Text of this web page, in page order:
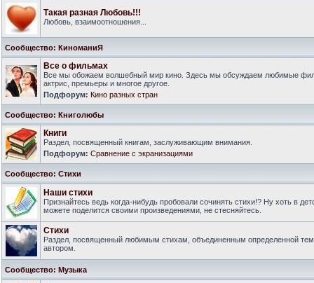
Такая разная Любовь!!!
Любовь, взаимоотношения...
Сообщество: КиноманиЯ
Все о фильмах
Все мы обожаем волшебный мир кино. Здесь мы обсуждаем любимые
актрис, премьеры и многое другое.
Подфорум: Кино разных стран
Сообщество: Книголюбы
Книги
Раздел, посвященный книгам, заслуживающим внимания.
Подфорум: Сравнение с экранизациями
Сообщество: Стихи
Наши стихи
Признайтесь ведь когда-нибудь пробовали сочинять стихи!? Ну хоть в
можете поделится своими произведениями, не стесняйтесь.
Стихи
Раздел, посвященный любимым стихам, объединенным определенной
автором.
Сообщество: Музыка